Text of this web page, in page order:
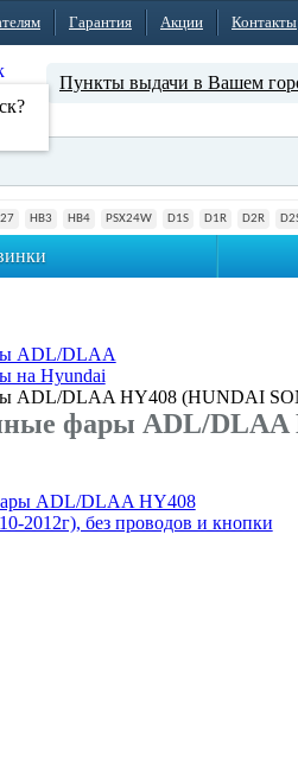
Гарантия Акции Контакты
Пункты выдачи в Вашем
HB3 HB4 PSX24W D1S D1R D2R
ADL/DLAA
на Hyundai
ADL/DLAA HY408 (HUNDAI
фары ADL/DLAA